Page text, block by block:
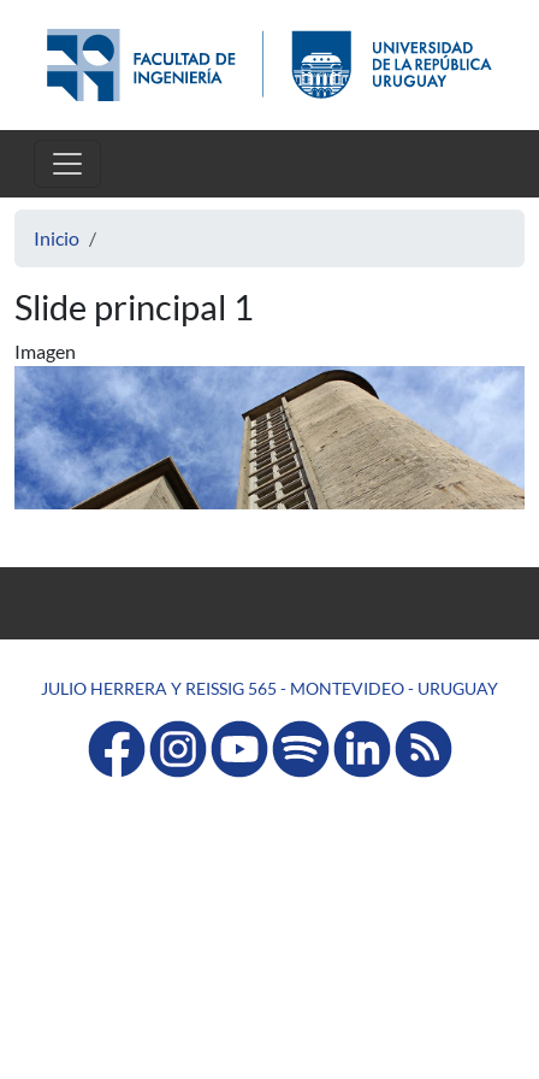
Inicio
Slide principal 1
Imagen
JULIO HERRERA Y REISSIG 565 - MONTEVIDEO - URUGUAY